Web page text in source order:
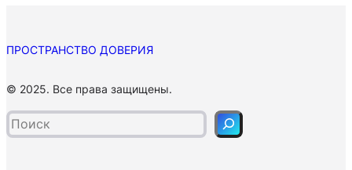
ПРОСТРАНСТВО ДОВЕРИЯ
© 2025. Все права защищены.
о
и